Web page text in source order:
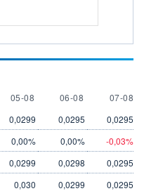
5 AUGUST
05-08 6 AUGUST
06-08 7
07-08
0,0299 0,0295
0,0295
0,00% 0,00%
-0,03%
0,0299 0,0298
0,0295
0,030 0,0299
0,0295